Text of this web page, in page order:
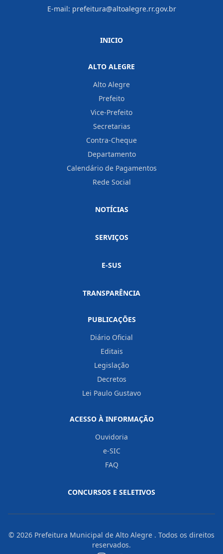
E-mail: prefeitura@altoalegre.rr.gov.br
INICIO
ALTO ALEGRE
Alto Alegre
Prefeito
Vice-Prefeito
Secretarias
Contra-Cheque
Departamento
Calendário de Pagamentos
Rede Social
NOTÍCIAS
SERVIÇOS
E-SUS
TRANSPARÊNCIA
PUBLICAÇÕES
Diário Oficial
Editais
Legislação
Decretos
Lei Paulo Gustavo
ACESSO À INFORMAÇÃO
Ouvidoria
e-SIC
FAQ
CONCURSOS E SELETIVOS
© 2026 Prefeitura Municipal de Alto Alegre . Todos os direitos
reservados.